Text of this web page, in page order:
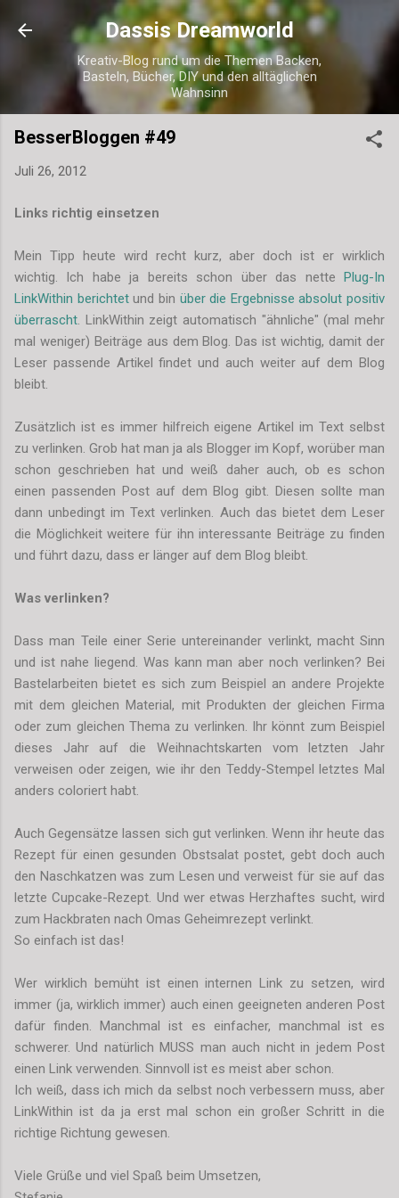
Direkt zum Hauptbereich
Dassis Dreamworld
Kreativ-Blog rund um die Themen Backen,
Basteln, Bücher, DIY und den alltäglichen
Wahnsinn
BesserBloggen #49
Juli 26, 2012
Links richtig einsetzen
Mein Tipp heute wird recht kurz, aber doch ist er wirklich
wichtig. Ich habe ja bereits schon über das nette Plug-In
LinkWithin berichtetund bin über die Ergebnisse absolut positiv
überrascht . LinkWithin zeigt automatisch "ähnliche" (mal mehr
mal weniger) Beiträge aus dem Blog. Das ist wichtig, damit der
Leser passende Artikel findet und auch weiter auf dem Blog
bleibt.
Zusätzlich ist es immer hilfreich eigene Artikel im Text selbst
zu verlinken. Grob hat man ja als Blogger im Kopf, worüber man
schon geschrieben hat und weiß daher auch, ob es schon
einen passenden Post auf dem Blog gibt. Diesen sollte man
dann unbedingt im Text verlinken. Auch das bietet dem Leser
die Möglichkeit weitere für ihn interessante Beiträge zu finden
und führt dazu, dass er länger auf dem Blog bleibt.
Was verlinken?
Dass man Teile einer Serie untereinander verlinkt, macht Sinn
und ist nahe liegend. Was kann man aber noch verlinken? Bei
Bastelarbeiten bietet es sich zum Beispiel an andere Projekte
mit dem gleichen Material, mit Produkten der gleichen Firma
oder zum gleichen Thema zu verlinken. Ihr könnt zum Beispiel
dieses Jahr auf die Weihnachtskarten vom letzten Jahr
verweisen oder zeigen, wie ihr den Teddy-Stempel letztes Mal
anders coloriert habt.
Auch Gegensätze lassen sich gut verlinken. Wenn ihr heute das
Rezept für einen gesunden Obstsalat postet, gebt doch auch
den Naschkatzen was zum Lesen und verweist für sie auf das
letzte Cupcake-Rezept. Und wer etwas Herzhaftes sucht, wird
zum Hackbraten nach Omas Geheimrezept verlinkt.
So einfach ist das!
Wer wirklich bemüht ist einen internen Link zu setzen, wird
immer (ja, wirklich immer) auch einen geeigneten anderen Post
dafür finden. Manchmal ist es einfacher, manchmal ist es
schwerer. Und natürlich MUSS man auch nicht in jedem Post
einen Link verwenden. Sinnvoll ist es meist aber schon.
Ich weiß, dass ich mich da selbst noch verbessern muss, aber
LinkWithin ist da ja erst mal schon ein großer Schritt in die
richtige Richtung gewesen.
Viele Grüße und viel Spaß beim Umsetzen,